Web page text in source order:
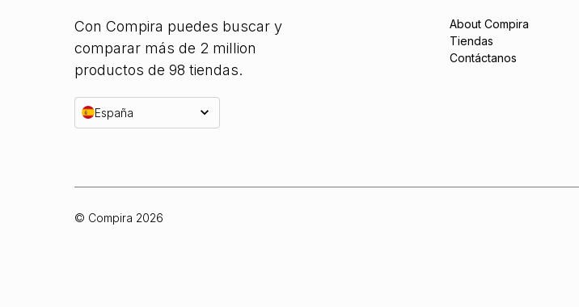
Con Compira puedes buscar y
comparar más de 2 million
productos de 98 tiendas.
España
About Compira
Tiendas
Contáctanos
© Compira 2026